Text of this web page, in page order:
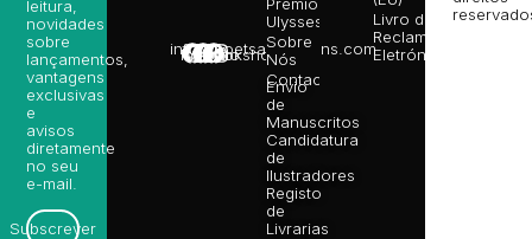
info@poetsandragons.com
Infantil
Adulto
Bookshop
Ulysses
Sobre
Nós
Contactos
Envio
de
Manuscritos
Candidatura
de
Ilustradores
Registo
de
Livrarias
Livro de
Reclamações
Eletrónico
leitura,
novidades
sobre
lançamentos,
vantagens
exclusivas
e
avisos
diretamente
no seu
e-mail.
Subscrever